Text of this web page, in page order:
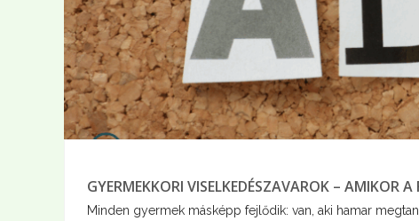
GYERMEKKORI VISELKEDÉSZAVAROK – AMIKOR A
Minden gyermek másképp fejlődik: van, aki hamar